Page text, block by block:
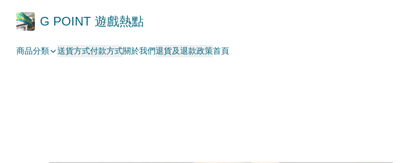
G POINT 遊戲熱點
商品分類 送貨方式付款方式關於我們退貨及退款政策首頁